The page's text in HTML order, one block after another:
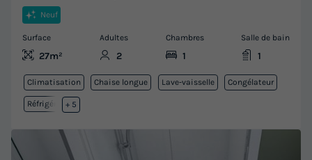
Neuf
Surface
27m²
Adultes
2
Chambres
1
Salle de bain
1
Climatisation Chaise longue Lave-vaisselle Congélateur
Réfrigérateur
+ 5